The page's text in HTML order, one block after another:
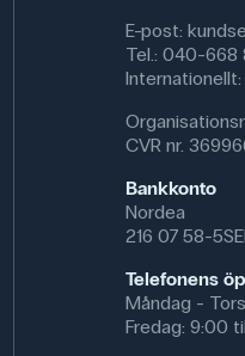
E-post:
Tel.: 040-668
CVR nr.
Bankkonto
Nordea
216 07 58-
Telefonens
Måndag -
Fredag: 9:00